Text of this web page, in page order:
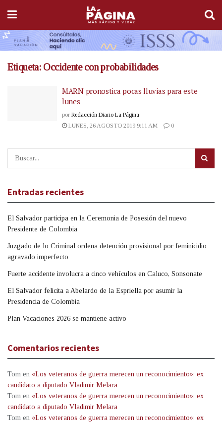
Etiqueta: Occidente con probabilidades
MARN pronostica pocas lluvias para este
lunes
por Redacción Diario La Página
LUNES, 26 AGOSTO 2019 9:11 AM
0
Entradas recientes
El Salvador participa en la Ceremonia de Posesión del nuevo
Presidente de Colombia
Juzgado de lo Criminal ordena detención provisional por feminicidio
agravado imperfecto
Fuerte accidente involucra a cinco vehículos en Caluco, Sonsonate
El Salvador felicita a Abelardo de la Espriella por asumir la
Presidencia de Colombia
Plan Vacaciones 2026 se mantiene activo
Comentarios recientes
Tom en «Los veteranos de guerra merecen un reconocimiento»: ex
candidato a diputado Vladimir Melara
Tom en «Los veteranos de guerra merecen un reconocimiento»: ex
candidato a diputado Vladimir Melara
Tom en «Los veteranos de guerra merecen un reconocimiento»: ex